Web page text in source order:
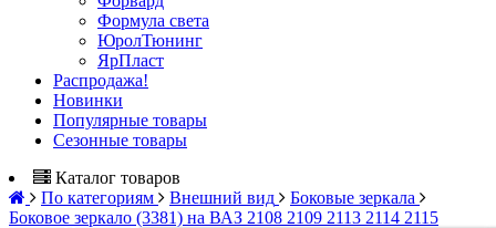
Формула света
ЮролТюнинг
ЯрПласт
Распродажа!
Новинки
Популярные товары
Сезонные товары
Каталог товаров
По категориям
Внешний вид
Боковые зеркала
Боковое зеркало (3381) на ВАЗ 2108 2109 2113 2114 2115